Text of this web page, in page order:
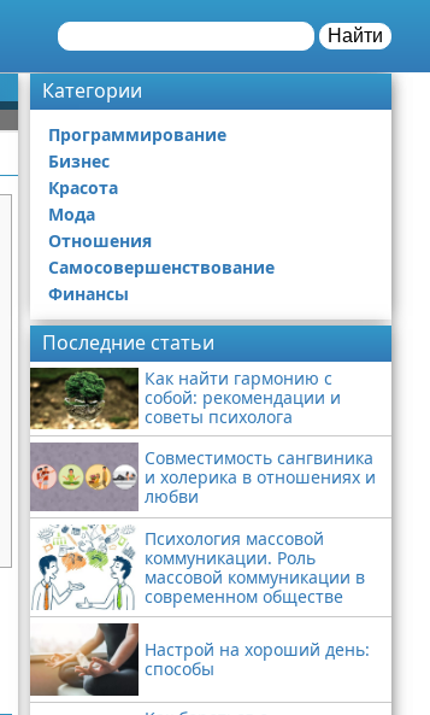
Найти
Категории
Программирование
Бизнес
Красота
Мода
Отношения
Самосовершенствование
Финансы
Последние статьи
Как найти гармонию с
собой: рекомендации и
советы психолога
Совместимость сангвиника
и холерика в отношениях и
любви
Психология массовой
коммуникации. Роль
массовой коммуникации в
современном обществе
Настрой на хороший день:
способы